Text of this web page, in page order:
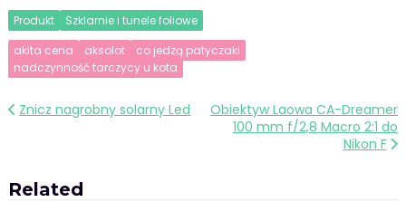
Produkt
Szklarnie i tunele foliowe
akita cena
aksolot
co jedzą patyczaki
nadczynność tarczycy u kota
Nawigacja
Znicz nagrobny solarny Led
Obiektyw Laowa CA-Dreamer
100 mm f/2,8 Macro 2:1 do
Nikon F
Related